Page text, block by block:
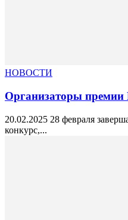
НОВОСТИ
Организаторы премии
20.02.2025 28 февраля
конкурс,...